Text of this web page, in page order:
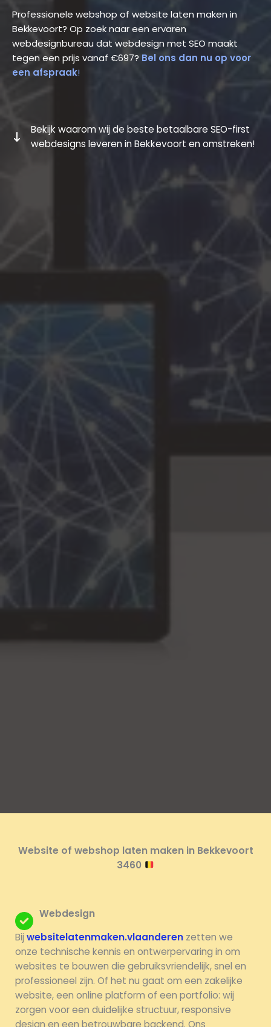
Professionele webshop of website laten maken in
Bekkevoort? Op zoek naar een ervaren
webdesignbureau dat webdesign met SEO maakt
tegen een prijs vanaf €697? Bel ons dan nu op voor
een afspraak!
Bekijk waarom wij de beste betaalbare SEO-first
webdesigns leveren in Bekkevoort en omstreken!
Website of webshop laten maken in Bekkevoort
3460
Webdesign
Bij websitelatenmaken.vlaanderen zetten we
onze technische kennis en ontwerpervaring in om
websites te bouwen die gebruiksvriendelijk, snel en
professioneel zijn. Of het nu gaat om een zakelijke
website, een online platform of een portfolio: wij
zorgen voor een duidelijke structuur, responsive
design en een betrouwbare backend. Ons